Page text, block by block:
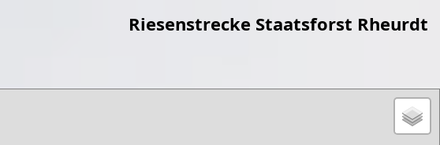
Riesenstrecke Staatsforst Rheurdt